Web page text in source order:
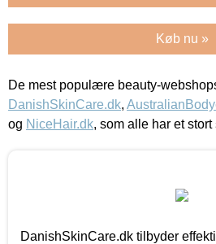
Køb nu »
De mest populære beauty-
DanishSkinCare.dk,
og NiceHair.dk, som alle har et
DanishSkinCare.dk tilbyder